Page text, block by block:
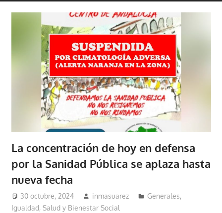
Ayuntamiento
Casariche
La concentración de hoy en defensa
por la Sanidad Pública se aplaza hasta
nueva fecha
30 octubre, 2024 inmasuarez Generales,
Igualdad, Salud y Bienestar Social